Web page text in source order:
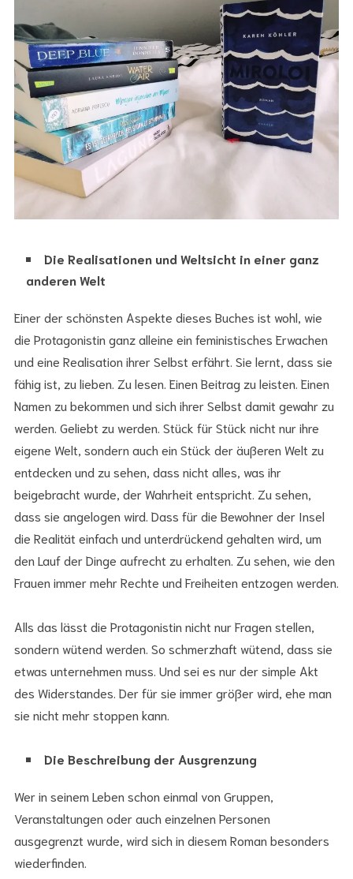
Die Realisationen und Weltsicht in einer ganz
anderen Welt
Einer der schönsten Aspekte dieses Buches ist wohl, wie
die Protagonistin ganz alleine ein feministisches Erwachen
und eine Realisation ihrer Selbst erfährt. Sie lernt, dass sie
fähig ist, zu lieben. Zu lesen. Einen Beitrag zu leisten. Einen
Namen zu bekommen und sich ihrer Selbst damit gewahr zu
werden. Geliebt zu werden. Stück für Stück nicht nur ihre
eigene Welt, sondern auch ein Stück der äußeren Welt zu
entdecken und zu sehen, dass nicht alles, was ihr
beigebracht wurde, der Wahrheit entspricht. Zu sehen,
dass sie angelogen wird. Dass für die Bewohner der Insel
die Realität einfach und unterdrückend gehalten wird, um
den Lauf der Dinge aufrecht zu erhalten. Zu sehen, wie den
Frauen immer mehr Rechte und Freiheiten entzogen werden.
Alls das lässt die Protagonistin nicht nur Fragen stellen,
sondern wütend werden. So schmerzhaft wütend, dass sie
etwas unternehmen muss. Und sei es nur der simple Akt
des Widerstandes. Der für sie immer größer wird, ehe man
sie nicht mehr stoppen kann.
Die Beschreibung der Ausgrenzung
Wer in seinem Leben schon einmal von Gruppen,
Veranstaltungen oder auch einzelnen Personen
ausgegrenzt wurde, wird sich in diesem Roman besonders
wiederfinden.